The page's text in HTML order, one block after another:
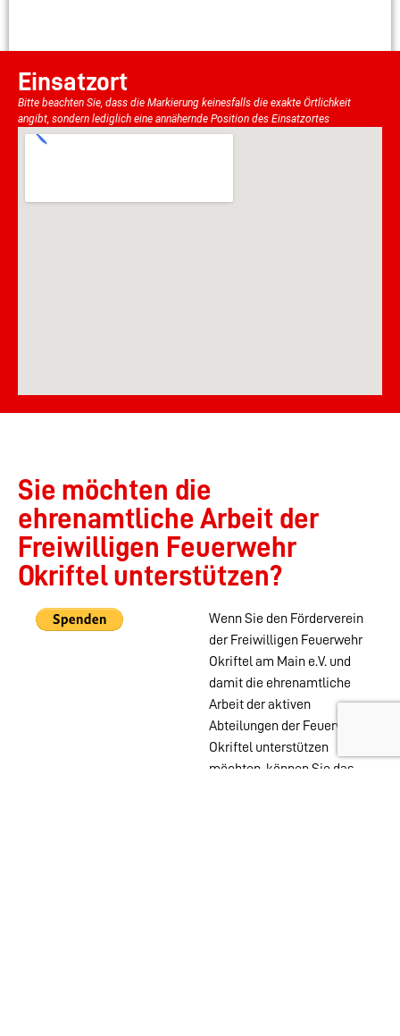
Einsatzort
Bitte beachten Sie, dass die Markierung keinesfalls die exakte Örtlichkeit
angibt, sondern lediglich eine annähernde Position des Einsatzortes
Sie möchten die
ehrenamtliche Arbeit der
Freiwilligen Feuerwehr
Okriftel unterstützen?
Wenn Sie den Förderverein
der Freiwilligen Feuerwehr
Okriftel am Main e.V. und
damit die ehrenamtliche
Arbeit der aktiven
Abteilungen der Feuerwehr
Okriftel unterstützen
möchten, können Sie das